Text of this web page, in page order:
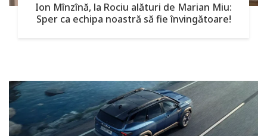
Ion Mînzînă, la Rociu alături de Marian Miu:
Sper ca echipa noastră să fie învingătoare!